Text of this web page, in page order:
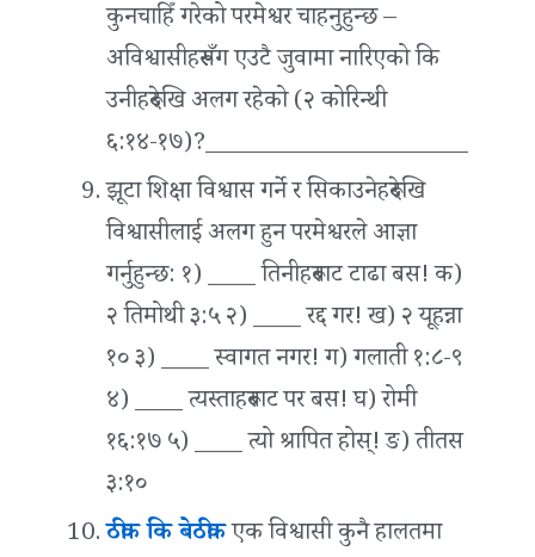
कुनचाहिँ गरेको परमेश्वर चाहनुहुन्छ –
अविश्वासीहरूसँग एउटै जुवामा नारिएको कि
उनीहरूदेखि अलग रहेको (२ कोरिन्थी
६:१४-१७)?______________________
झूटा शिक्षा विश्वास गर्ने र सिकाउनेहरूदेखि
विश्वासीलाई अलग हुन परमेश्वरले आज्ञा
गर्नुहुन्छ: १) ____ तिनीहरूबाट टाढा बस! क)
२ तिमोथी ३:५ २) ____ रद्द गर! ख) २ यूहन्ना
१० ३) ____ स्वागत नगर! ग) गलाती १:८-९
४) ____ त्यस्ताहरूबाट पर बस! घ) रोमी
१६:१७ ५) ____ त्यो श्रापित होस्! ङ) तीतस
३:१०
ठीक कि बेठीकएक विश्वासी कुनै हालतमा